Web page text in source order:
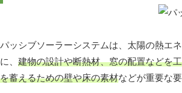
パッシブソーラーシステムは、太陽の熱エ
に、 建物の設計や断熱材、窓の配置などを
を蓄えるための壁や床の素材などが重要な